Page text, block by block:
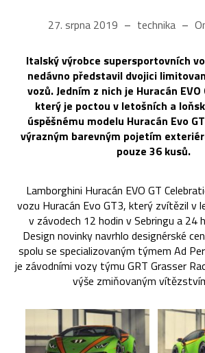
27. srpna 2019 technika
Italský výrobce supersportovních
nedávno představil dvojici
vozů. Jedním z nich je Huracán
který je poctou v letošních a
úspěšnému modelu Huracán Evo
výrazným barevným pojetím
pouze 36 kusů.
Lamborghini Huracán EVO GT
vozu Huracán Evo GT3, který zvítězil v
v závodech 12 hodin v Sebringu a 24
Design novinky navrhlo designérské
spolu se specializovaným týmem Ad
je závodními vozy týmu GRT Grasser
výše zmiňovaným